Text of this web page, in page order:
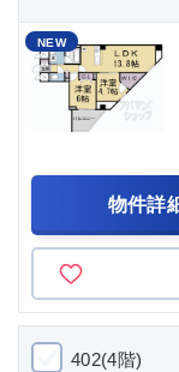
NEW
物件詳
402(4階)